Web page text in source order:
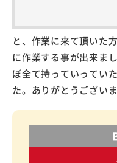
と、作業に来て頂いた
に作業する事が出来ま
ぼ全て持っていってい
た。ありがとうございま